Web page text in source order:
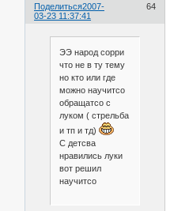
Поделиться 64
2007-
03-23 11:37:41
ЭЭ народ сорри
что не в ту тему
но кто или где
можно научитсо
обращатсо с
луком ( стрельба
и тп и тд)
С детсва
нравились луки
вот решил
научитсо